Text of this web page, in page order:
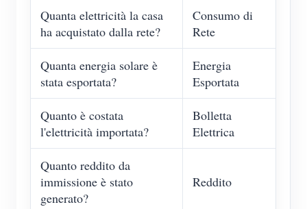
Quanta elettricità la casa
ha acquistato dalla rete?
Consumo di
Rete
Quanta energia solare è
stata esportata?
Energia
Esportata
Quanto è costata
l'elettricità importata?
Bolletta
Elettrica
Quanto reddito da
immissione è stato
generato?
Reddito